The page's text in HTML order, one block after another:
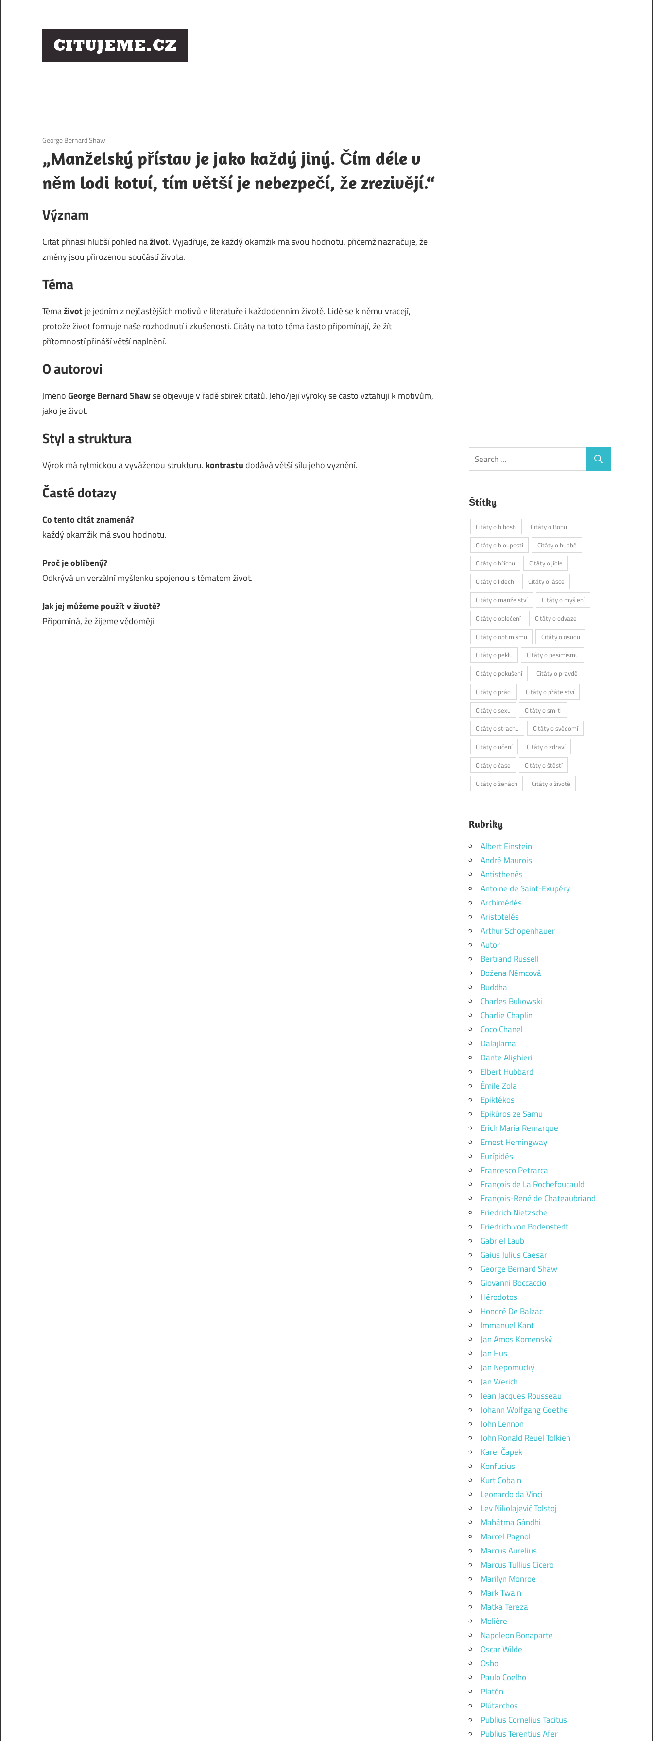
osobností
6. 12. 2020
George Bernard Shaw
„Manželský přístav je jako každý jiný. Čím déle v
něm lodi kotví, tím větší je nebezpečí, že zrezivějí.“
Význam
Citát přináší hlubší pohled naživot. Vyjadřuje, že každý okamžik má svou hodnotu, přičemž naznačuje, že
změny jsou přirozenou součástí života.
Téma
Témaživot je jedním z nejčastějších motivů v literatuře i každodenním životě. Lidé se k němu vracejí,
protože život formuje naše rozhodnutí i zkušenosti. Citáty na toto téma často připomínají, že žít
přítomností přináší větší naplnění.
O autorovi
JménoGeorge Bernard Shawse objevuje v řadě sbírek citátů. Jeho/její výroky se často vztahují k motivům,
jako je život.
Styl a struktura
Výrok má rytmickou a vyváženou strukturu. kontrastu dodává větší sílu jeho vyznění.
Časté dotazy
Co tento citát znamená?
každý okamžik má svou hodnotu.
Proč je oblíbený?
Odkrývá univerzální myšlenku spojenou s tématem život.
Jak jej můžeme použít v životě?
Připomíná, že žijeme vědoměji.
Štítky
Citáty o blbosti
Citáty o Bohu
Citáty o hlouposti
Citáty o hudbě
Citáty o hříchu
Citáty o jídle
Citáty o lidech
Citáty o lásce
Citáty o manželství
Citáty o myšlení
Citáty o oblečení
Citáty o odvaze
Citáty o optimismu
Citáty o osudu
Citáty o peklu
Citáty o pesimismu
Citáty o pokušení
Citáty o pravdě
Citáty o práci
Citáty o přátelství
Citáty o sexu
Citáty o smrti
Citáty o strachu
Citáty o svědomí
Citáty o učení
Citáty o zdraví
Citáty o čase
Citáty o štěstí
Citáty o ženách
Citáty o životě
Rubriky
Albert Einstein
André Maurois
Antisthenés
Antoine de Saint-Exupéry
Archimédés
Aristotelés
Arthur Schopenhauer
Autor
Bertrand Russell
Božena Němcová
Buddha
Charles Bukowski
Charlie Chaplin
Coco Chanel
Dalajláma
Dante Alighieri
Elbert Hubbard
Émile Zola
Epiktékos
Epikúros ze Samu
Erich Maria Remarque
Ernest Hemingway
Eurípidés
Francesco Petrarca
François de La Rochefoucauld
François-René de Chateaubriand
Friedrich Nietzsche
Friedrich von Bodenstedt
Gabriel Laub
Gaius Julius Caesar
George Bernard Shaw
Giovanni Boccaccio
Hérodotos
Honoré De Balzac
Immanuel Kant
Jan Amos Komenský
Jan Hus
Jan Nepomucký
Jan Werich
Jean Jacques Rousseau
Johann Wolfgang Goethe
John Lennon
John Ronald Reuel Tolkien
Karel Čapek
Konfucius
Kurt Cobain
Leonardo da Vinci
Lev Nikolajevič Tolstoj
Mahátma Gándhi
Marcel Pagnol
Marcus Aurelius
Marcus Tullius Cicero
Marilyn Monroe
Mark Twain
Matka Tereza
Molière
Napoleon Bonaparte
Oscar Wilde
Osho
Paulo Coelho
Platón
Plútarchos
Publius Cornelius Tacitus
Publius Terentius Afer